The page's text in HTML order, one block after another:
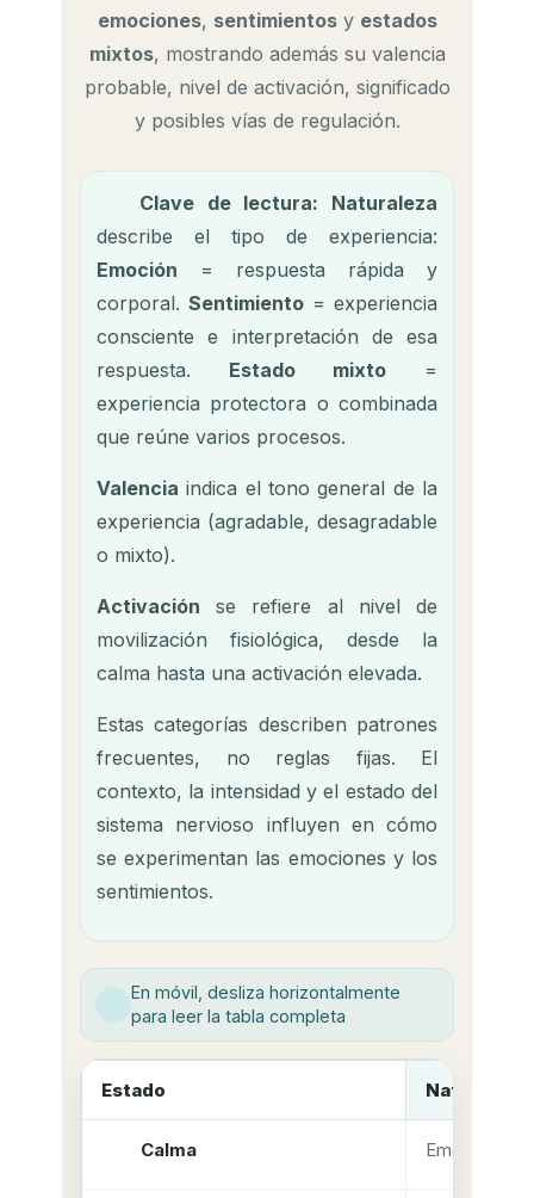
emociones, sentimientosy estados
mixtos, mostrando además su valencia
probable, nivel de activación, significado
y posibles vías de regulación.
Clave de lectura:
Naturaleza
describe el tipo de experiencia:
Emoción = respuesta rápida y
corporal. Sentimiento = experiencia
consciente e interpretación de esa
respuesta. Estado mixto =
experiencia protectora o combinada
que reúne varios procesos.
Valencia indica el tono general de la
experiencia (agradable, desagradable
o mixto).
Activación se refiere al nivel de
movilización fisiológica, desde la
calma hasta una activación elevada.
Estas categorías describen patrones
frecuentes, no reglas fijas. El
contexto, la intensidad y el estado del
sistema nervioso influyen en cómo
se experimentan las emociones y los
sentimientos.
En móvil, desliza horizontalmente
para leer la tabla completa
Estado Naturaleza
Calma Emoción